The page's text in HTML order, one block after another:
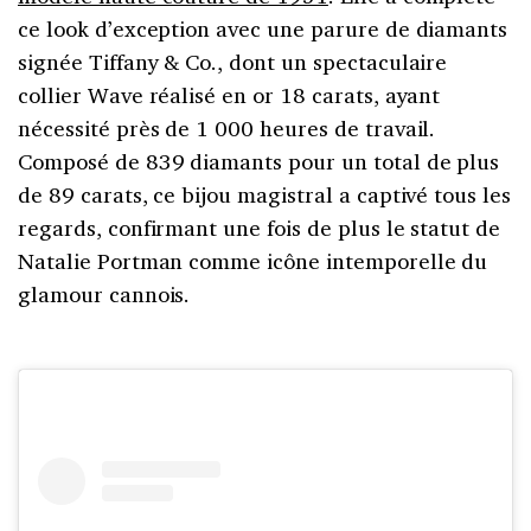
ce look d’exception avec une parure de diamants
signée Tiffany & Co., dont un spectaculaire
collier Wave réalisé en or 18 carats, ayant
nécessité près de 1 000 heures de travail.
Composé de 839 diamants pour un total de plus
de 89 carats, ce bijou magistral a captivé tous les
regards, confirmant une fois de plus le statut de
Natalie Portman comme icône intemporelle du
glamour cannois.